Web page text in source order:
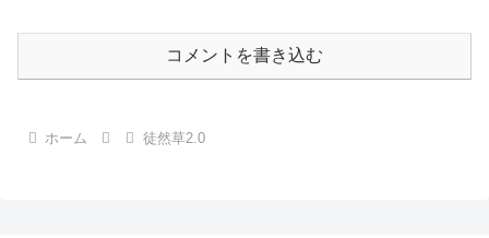
コメントを書き込む
ホーム 徒然草2.0